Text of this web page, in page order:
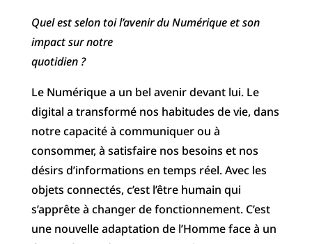
Quel est selon toi l’avenir du Numérique et son
impact sur notre
quotidien ?
Le Numérique a un bel avenir devant lui. Le
digital a transformé nos habitudes de vie, dans
notre capacité à communiquer ou à
consommer, à satisfaire nos besoins et nos
désirs d’informations en temps réel. Avec les
objets connectés, c’est l’être humain qui
s’apprête à changer de fonctionnement. C’est
une nouvelle adaptation de l’Homme face à un